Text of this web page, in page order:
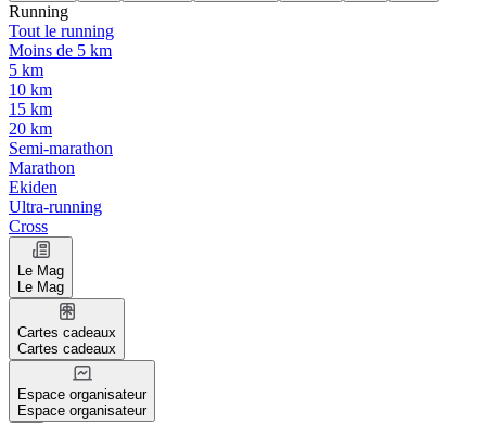
Running
Tout le running
Moins de 5 km
5 km
10 km
15 km
20 km
Semi-marathon
Marathon
Ekiden
Ultra-running
Cross
Le Mag
Le Mag
Cartes cadeaux
Cartes cadeaux
Espace organisateur
Espace organisateur